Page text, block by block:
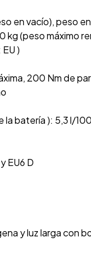
en vacío), peso
kg (peso máximo
)
200 Nm de
batería ): 5,3 l/
EU6 D
y luz larga con